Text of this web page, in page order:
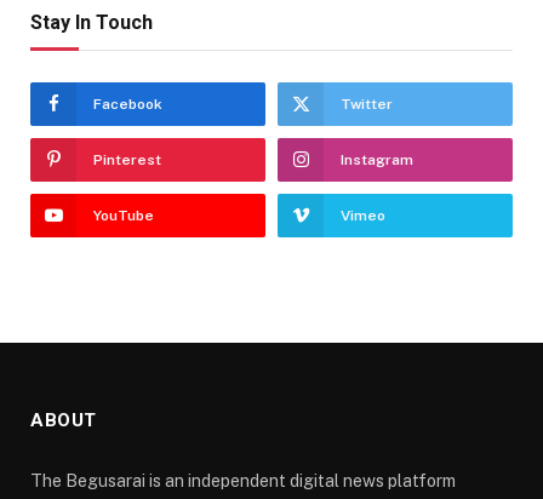
Stay In Touch
Facebook Twitter
Pinterest Instagram
YouTube Vimeo
ABOUT
The Begusarai is an independent digital news platform